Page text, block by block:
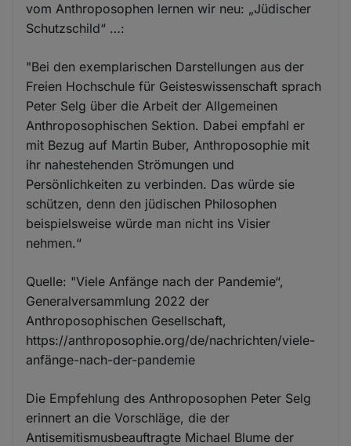
vom Anthroposophen lernen wir neu: „Jüdischer
Schutzschild“ …:
"Bei den exemplarischen Darstellungen aus der
Freien Hochschule für Geisteswissenschaft sprach
Peter Selg über die Arbeit der Allgemeinen
Anthroposophischen Sek­tion. Dabei empfahl er
mit Bezug auf Martin Buber, Anthroposophie mit
ihr nahestehenden Strömungen und
Persönlichkeiten zu verbinden. Das würde sie
schützen, denn den jüdischen Philosophen
beispielsweise würde man nicht ins Visier
nehmen.“
Quelle: "Viele Anfänge nach der Pandemie“,
Generalversammlung 2022 der
Anthroposophischen Gesellschaft,
https://anthroposophie.org/de/nachrichten/viele-
anfänge-nach-der-pandemie
Die Empfehlung des Anthroposophen Peter Selg
erinnert an die Vorschläge, die der
Antisemitismusbeauftragte Michael Blume der